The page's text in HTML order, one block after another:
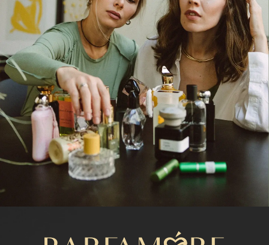
Покупателям
Расширенный каталог
Отзывы
Каталог
МЕНЮ
+7 (916) 050-87-16
parfamore@gmail.com
КОНТАКТЫ